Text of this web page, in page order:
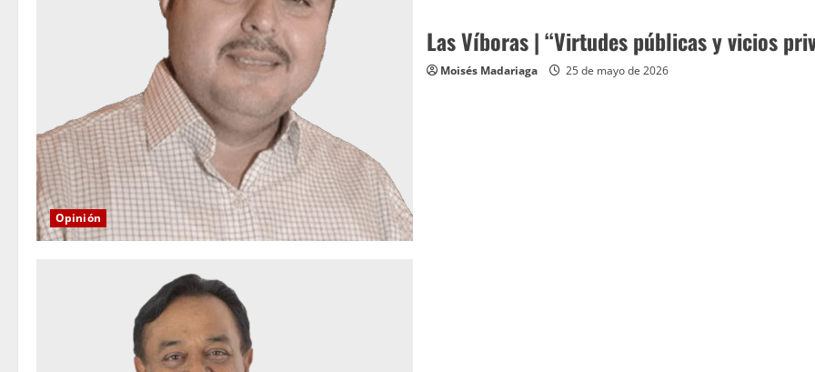
Opinión
Las Víboras | “Virtudes públicas y vicios
Moisés Madariaga 25 de mayo de 2026